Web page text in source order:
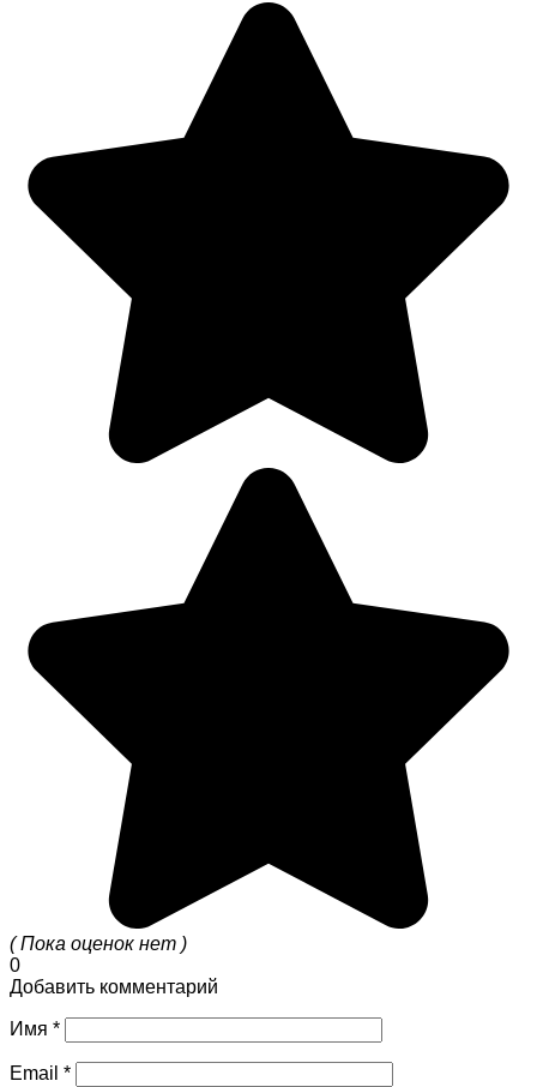
( Пока оценок нет )
0
Добавить комментарий
Имя *
Email *